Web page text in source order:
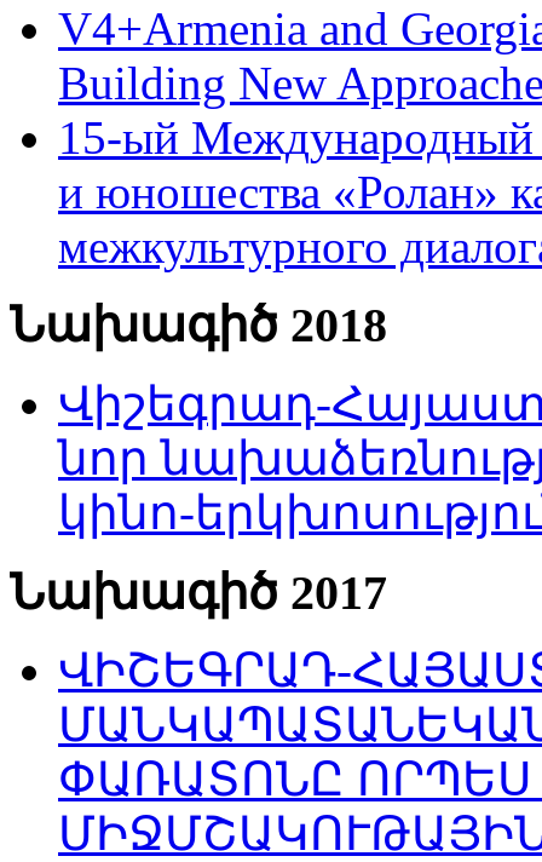
V4+Armenia and
Building New
15-ый Международный
и юношества «Ролан»
межкультурного
Նախագիծ 2018
Վիշեգրադ-
նոր
կինո-
Նախագիծ 2017
ՎԻՇԵԳՐԱԴ-
ՓԱՌԱՏՈՆԸ